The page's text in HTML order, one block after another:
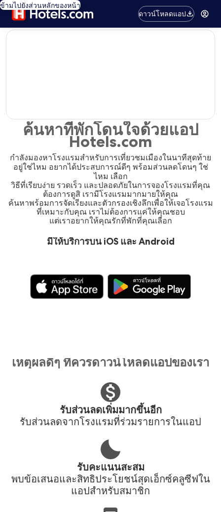
ข้ามไปยังส่วนหลักของหน้า
ดาวน์โหลดแอป
editorial
ค้นหาที่พักโดนใจด้วยแอป
Hotels.com
กำลังมองหาโรงแรมสำหรับการเที่ยวชมเมืองในนาทีสุดท้าย
อยู่ใช่ไหม อยากได้ประสบการณ์ดีๆ พร้อมส่วนลดโดนๆ ใช่
ไหม เลือก
วิธีที่เรียบง่าย รวดเร็ว และปลอดภัยในการจองโรงแรมที่คุณ
ต้องการดูสิ เรามีโรงแรมมากมายให้คุณ
ค้นหาพร้อมการจัดเรียงและตัวกรองเชิงลึกเพื่อให้เจอโรงแรม
ที่เหมาะกับคุณ เราไม่ต้องการแค่ให้คุณชอบ
แต่เราอยากให้คุณรักที่พักที่คุณเลือก
มีให้บริการบน iOS และ Android
เหตุผลดีๆ ที่ควรดาวน์โหลดแอปของเรา
รับส่วนลดเพิ่มมากขึ้นอีก
รับส่วนลดจากโรงแรมที่ร่วมรายการในแอป
รับคะแนนสะสม
พบข้อเสนอและสิทธิประโยชน์สุดเอ็กซ์คลูซีฟใน
แอปสำหรับสมาชิก